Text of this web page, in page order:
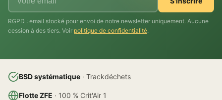
RGPD : email stocké pour envoi de notre newsletter uniquement. Aucune
cession à des tiers. Voir politique de confidentialité.
BSD systématique · Trackdéchets
Flotte ZFE · 100 % Crit'Air 1